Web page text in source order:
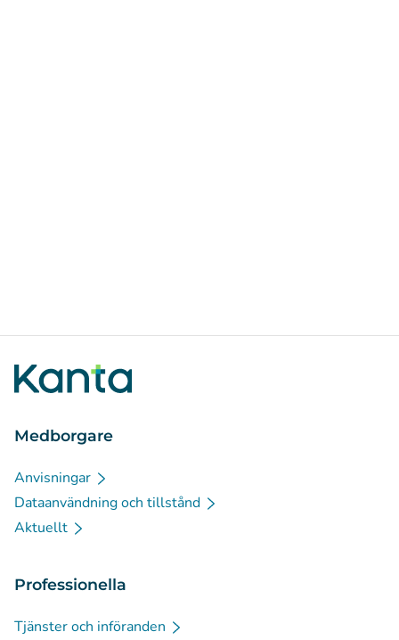
Medborgare
Anvisningar
Dataanvändning och tillstånd
Aktuellt
Professionella
Tjänster och införanden